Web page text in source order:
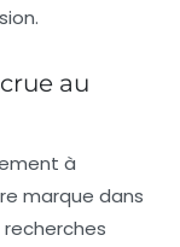
au
à
marque dans
recherches